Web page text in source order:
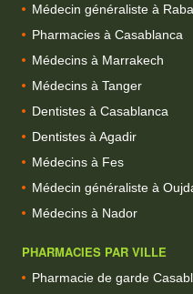
Médecin généraliste à
Pharmacies à Casablanca
Médecins à Marrakech
Médecins à Tanger
Dentistes à Casablanca
Dentistes à Agadir
Médecins à Fes
Médecin généraliste à
Médecins à Nador
PHARMACIES PAR VILLE
Pharmacie de garde